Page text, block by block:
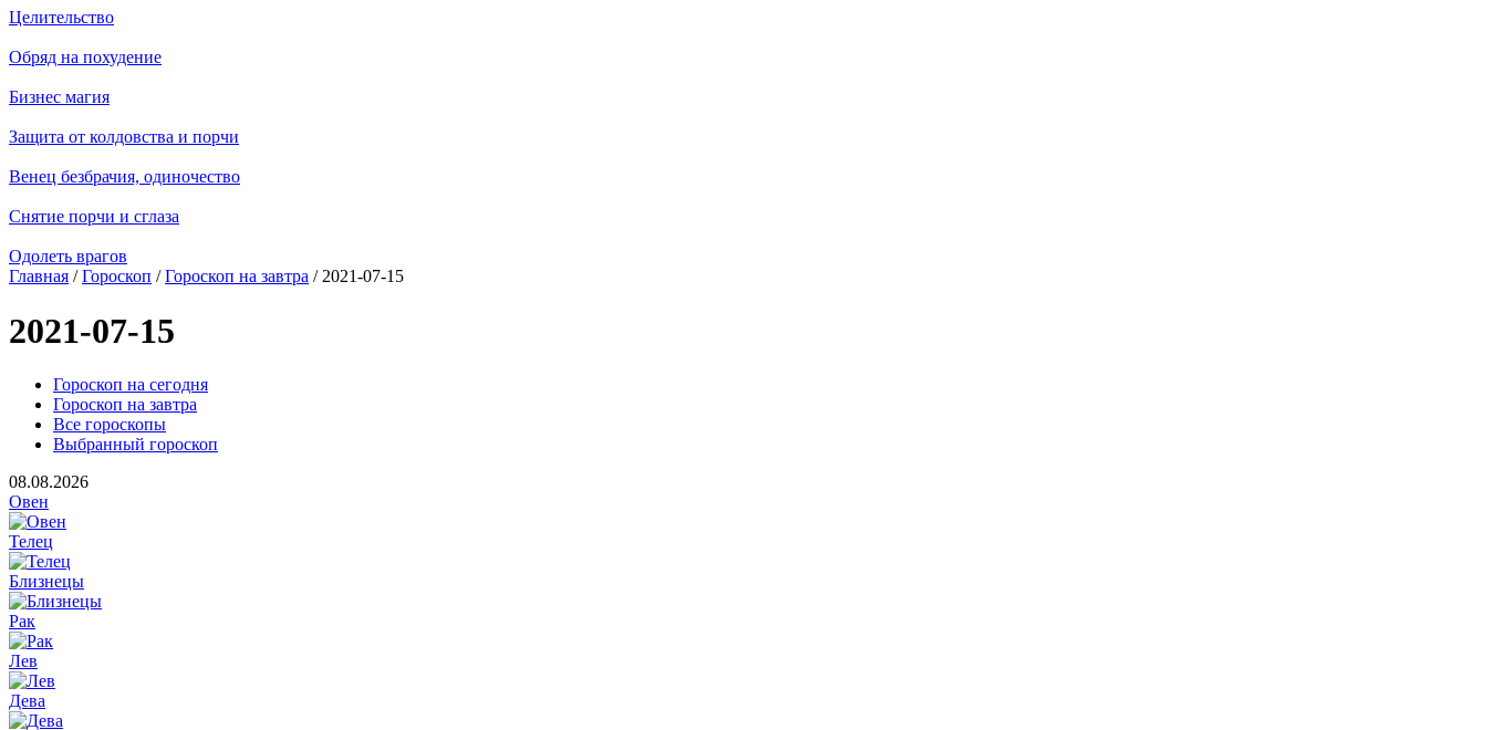
Целительство
Обряд на похудение
Бизнес магия
Защита от колдовства и порчи
Венец безбрачия, одиночество
Снятие порчи и сглаза
Одолеть врагов
Главная /Гороскоп /Гороскоп на завтра / 2021-07-15
2021-07-15
Гороскоп на сегодня
Гороскоп на завтра
Все гороскопы
Выбранный гороскоп
08.08.2026
Овен
Телец
Близнецы
Рак
Лев
Дева